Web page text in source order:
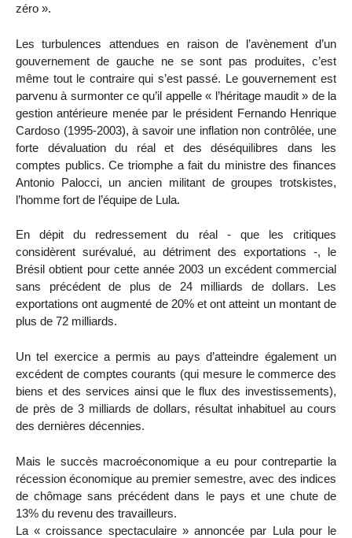
zéro ».
Les turbulences attendues en raison de l’avènement d’un
gouvernement de gauche ne se sont pas produites, c’est
même tout le contraire qui s’est passé. Le gouvernement est
parvenu à surmonter ce qu’il appelle « l’héritage maudit » de la
gestion antérieure menée par le président Fernando Henrique
Cardoso (1995-2003), à savoir une inflation non contrôlée, une
forte dévaluation du réal et des déséquilibres dans les
comptes publics. Ce triomphe a fait du ministre des finances
Antonio Palocci, un ancien militant de groupes trotskistes,
l’homme fort de l’équipe de Lula.
En dépit du redressement du réal - que les critiques
considèrent surévalué, au détriment des exportations -, le
Brésil obtient pour cette année 2003 un excédent commercial
sans précédent de plus de 24 milliards de dollars. Les
exportations ont augmenté de 20% et ont atteint un montant de
plus de 72 milliards.
Un tel exercice a permis au pays d’atteindre également un
excédent de comptes courants (qui mesure le commerce des
biens et des services ainsi que le flux des investissements),
de près de 3 milliards de dollars, résultat inhabituel au cours
des dernières décennies.
Mais le succès macroéconomique a eu pour contrepartie la
récession économique au premier semestre, avec des indices
de chômage sans précédent dans le pays et une chute de
13% du revenu des travailleurs.
La « croissance spectaculaire » annoncée par Lula pour le